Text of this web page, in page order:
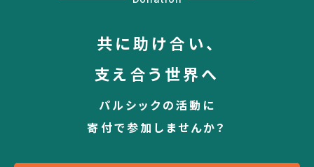
共に助け合い、
支え合う世界へ
パルシックの活動に
寄付で参加しませんか？